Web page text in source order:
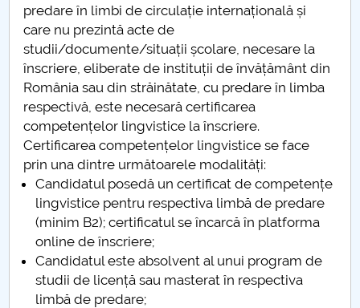
predare în limbi de circulație internațională și
care nu prezintă acte de
studii/documente/situații școlare, necesare la
înscriere, eliberate de instituții de învățământ din
România sau din străinătate, cu predare în limba
respectivă, este necesară certificarea
competențelor lingvistice la înscriere.
Certificarea competențelor lingvistice se face
prin una dintre următoarele modalități:
Candidatul posedă un certificat de competențe
lingvistice pentru respectiva limbă de predare
(minim B2); certificatul se încarcă în platforma
online de înscriere;
Candidatul este absolvent al unui program de
studii de licență sau masterat în respectiva
limbă de predare;